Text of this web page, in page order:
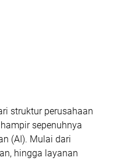
struktur perusahaan
sepenuhnya
(AI). Mulai dari
hingga layanan